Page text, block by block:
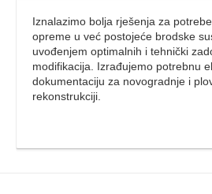
Iznalazimo bolja rješenja za
opreme u već postojeće brodske
uvođenjem optimalnih i tehnički
modifikacija. Izrađujemo potrebnu
dokumentaciju za novogradnje i
rekonstrukciji.